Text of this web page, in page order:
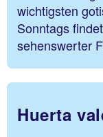
wichtigsten
Sonntags
sehenswerter
Huerta